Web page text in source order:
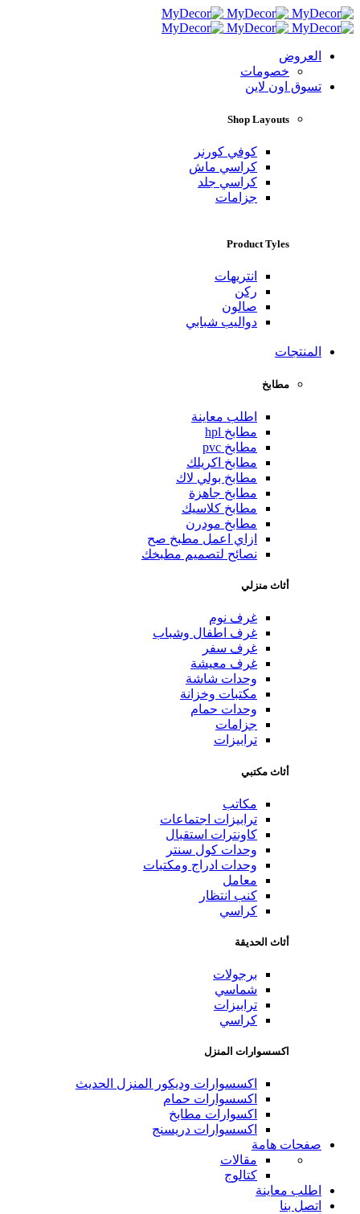
العروض
خصومات
تسوق اون لاين
Shop Layouts
كوفي كورنر
كراسي ماش
كراسي جلد
جزامات
Product Tyles
انتريهات
ركن
صالون
دواليب شبابي
المنتجات
مطابخ
اطلب معاينة
مطابخ hpl
مطابخ pvc
مطابخ اكريلك
مطابخ بولي لاك
مطابخ جاهزة
مطابخ كلاسيك
مطابخ مودرن
ازاي اعمل مطبخ صح
نصائح لتصميم مطبخك
أثاث منزلي
غرف نوم
غرف اطفال وشباب
غرف سفر
غرف معيشة
وحدات شاشة
مكتبات وخزانة
وحدات حمام
جزامات
ترابيزات
أثاث مكتبي
مكاتب
ترابيزات اجتماعات
كاونترات استقبال
وحدات كول سنتر
وحدات ادراج ومكتبات
معامل
كنب انتظار
كراسي
أثاث الحديقة
برجولات
شماسي
ترابيزات
كراسي
اكسسوارات المنزل
اكسسوارات وديكور المنزل الحديث
اكسسوارات حمام
اكسوارات مطابخ
اكسسوارات دريسنج
صفحات هامة
مقالات
كتالوج
اطلب معاينة
اتصل بنا